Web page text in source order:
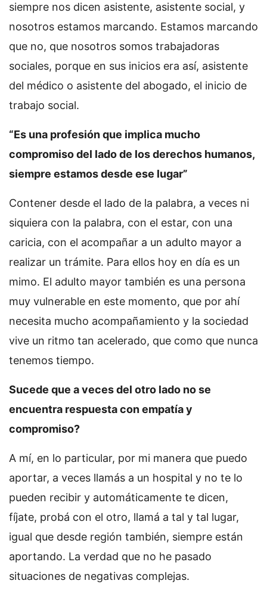
siempre nos dicen asistente, asistente social, y
nosotros estamos marcando. Estamos marcando
que no, que nosotros somos trabajadoras
sociales, porque en sus inicios era así, asistente
del médico o asistente del abogado, el inicio de
trabajo social.
“Es una profesión que implica mucho
compromiso del lado de los derechos humanos,
siempre estamos desde ese lugar”
Contener desde el lado de la palabra, a veces ni
siquiera con la palabra, con el estar, con una
caricia, con el acompañar a un adulto mayor a
realizar un trámite. Para ellos hoy en día es un
mimo. El adulto mayor también es una persona
muy vulnerable en este momento, que por ahí
necesita mucho acompañamiento y la sociedad
vive un ritmo tan acelerado, que como que nunca
tenemos tiempo.
Sucede que a veces del otro lado no se
encuentra respuesta con empatía y
compromiso?
A mí, en lo particular, por mi manera que puedo
aportar, a veces llamás a un hospital y no te lo
pueden recibir y automáticamente te dicen,
fíjate, probá con el otro, llamá a tal y tal lugar,
igual que desde región también, siempre están
aportando. La verdad que no he pasado
situaciones de negativas complejas.